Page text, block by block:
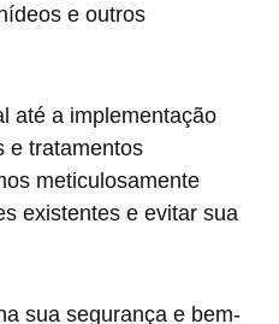
e outros
até a implementação
e tratamentos
meticulosamente
existentes e evitar sua
sua segurança e bem-